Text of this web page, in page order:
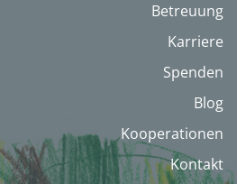
Betreuung
Karriere
Spenden
Blog
Kooperationen
Kontakt